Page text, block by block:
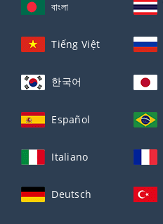
বাংলা
Tiếng Việt
한국어
Español
Italiano
Deutsch